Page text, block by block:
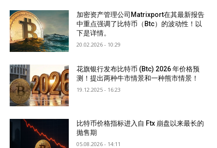
加密资产管理公司Matrixport在其最新报告
中重点强调了比特币（Btc）的波动性！以
下是详情。
20.02.2026 - 10:29
花旗银行发布比特币 (Btc) 2026 年价格预
测！提出两种牛市情景和一种熊市情景！
19.12.2025 - 16:23
比特币价格指标进入自 Ftx 崩盘以来最长的
抛售期
05.08.2026 - 14:11